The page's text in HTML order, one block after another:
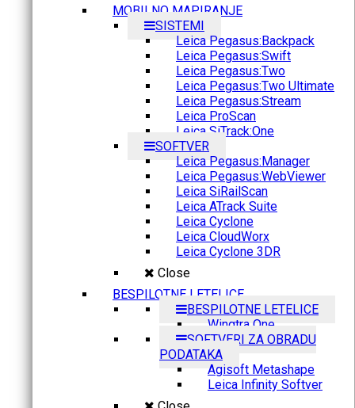
MOBILNO MAPIRANJE
SISTEMI
Leica Pegasus:Backpack
Leica Pegasus:Swift
Leica Pegasus:Two
Leica Pegasus:Two Ultimate
Leica Pegasus:Stream
Leica ProScan
Leica SiTrack:One
SOFTVER
Leica Pegasus:Manager
Leica Pegasus:WebViewer
Leica SiRailScan
Leica ATrack Suite
Leica Cyclone
Leica CloudWorx
Leica Cyclone 3DR
Close
BESPILOTNE LETELICE
BESPILOTNE LETELICE
Wingtra One
SOFTVERI ZA OBRADU
PODATAKA
Agisoft Metashape
Leica Infinity Softver